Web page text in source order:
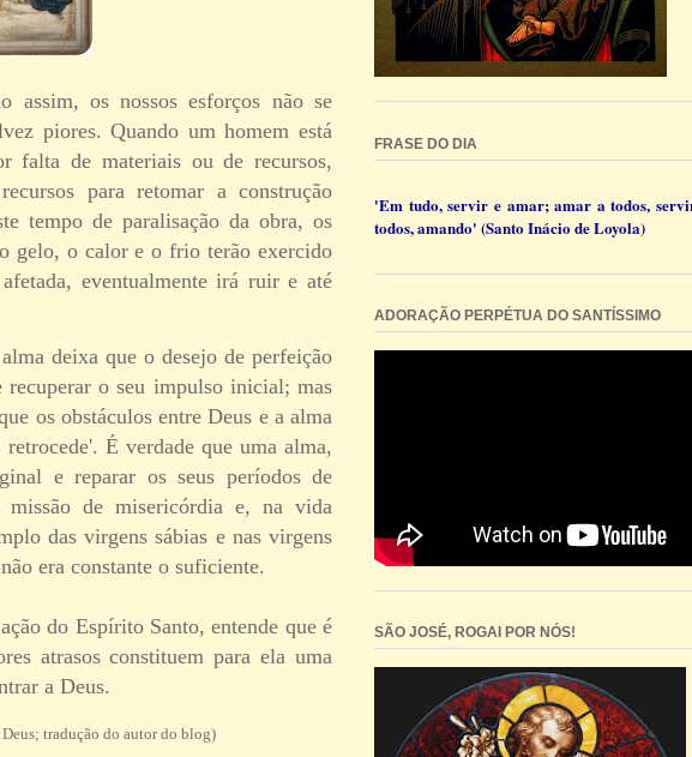
assim, os nossos esforços não se
piores. Quando um homem está
falta de materiais ou de recursos,
para retomar a construção
tempo de paralisação da obra, os
gelo, o calor e o frio terão exercido
eventualmente irá ruir e até
deixa que o desejo de perfeição
recuperar o seu impulso inicial; mas
os obstáculos entre Deus e a alma
É verdade que uma alma,
e reparar os seus períodos de
de misericórdia e, na vida
das virgens sábias e nas virgens
era constante o suficiente.
do Espírito Santo, entende que é
atrasos constituem para ela uma
a Deus.
tradução do autor do blog)
FRASE DO DIA
'Em tudo, servir e amar; amar a todos,
todos, amando' (Santo Inácio de Loyola)
ADORAÇÃO PERPÉTUA DO SANTÍSSIMO
SÃO JOSÉ, ROGAI POR NÓS!